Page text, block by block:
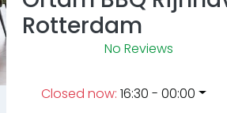
Rotterdam
No Reviews
Closed now: 16:30 - 00:00